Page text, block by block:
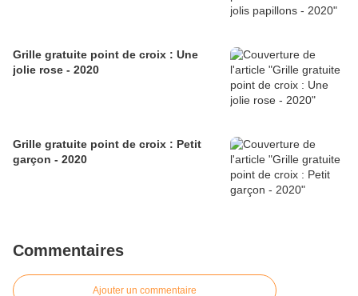
Grille gratuite point de croix : Une
jolie rose - 2020
Grille gratuite point de croix : Petit
garçon - 2020
Commentaires
Ajouter un commentaire